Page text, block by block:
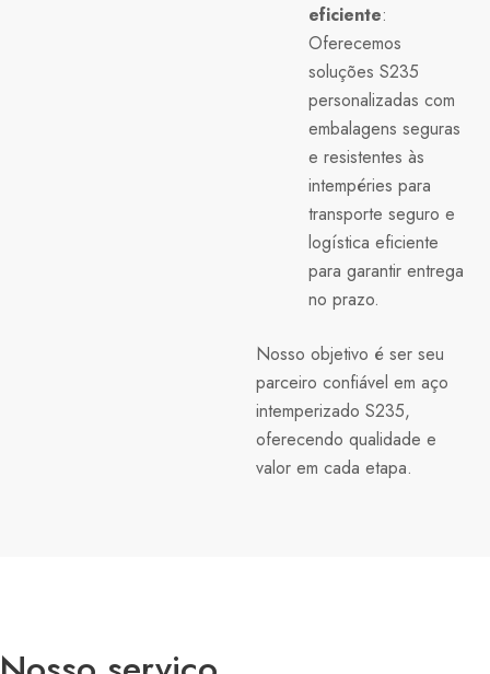
eficiente:
Oferecemos
soluções S235
personalizadas com
embalagens seguras
e resistentes às
intempéries para
transporte seguro e
logística eficiente
para garantir entrega
no prazo.
Nosso objetivo é ser seu
parceiro confiável em aço
intemperizado S235,
oferecendo qualidade e
valor em cada etapa.